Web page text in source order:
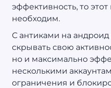
эффективность, то
необходим.
С антиками на
скрывать свою
но и максимально
несколькими
ограничения и